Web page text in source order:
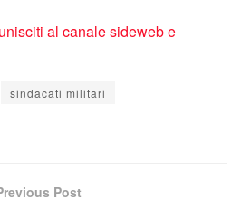
sindacati militari
Post